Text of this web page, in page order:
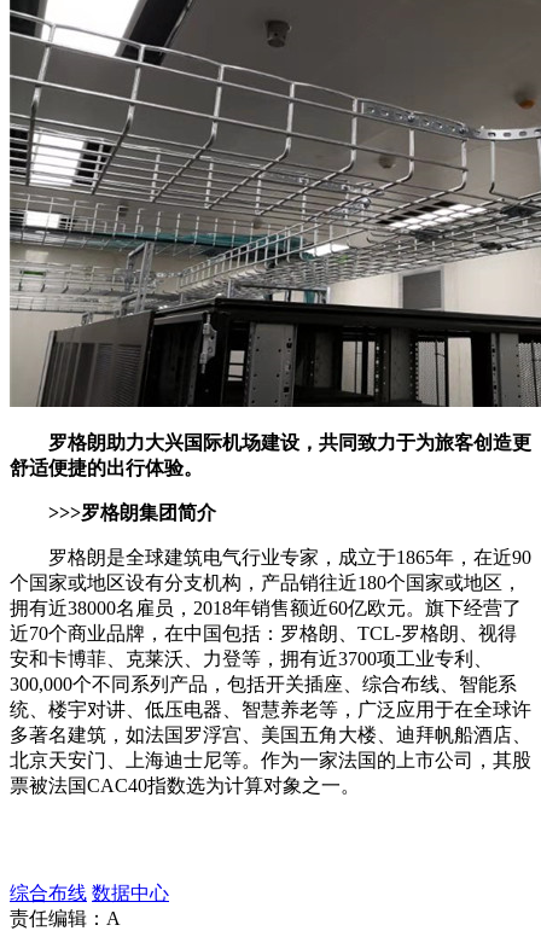
罗格朗助力大兴国际机场建设，共同致力于为旅客创造更
舒适便捷的出行体验。
>>>罗格朗集团简介
罗格朗是全球建筑电气行业专家，成立于1865年，在近90
个国家或地区设有分支机构，产品销往近180个国家或地区，
拥有近38000名雇员，2018年销售额近60亿欧元。旗下经营了
近70个商业品牌，在中国包括：罗格朗、TCL-罗格朗、视得
安和卡博菲、克莱沃、力登等，拥有近3700项工业专利、
300,000个不同系列产品，包括开关插座、综合布线、智能系
统、楼宇对讲、低压电器、智慧养老等，广泛应用于在全球许
多著名建筑，如法国罗浮宫、美国五角大楼、迪拜帆船酒店、
北京天安门、上海迪士尼等。作为一家法国的上市公司，其股
票被法国CAC40指数选为计算对象之一。
综合布线 数据中心
责任编辑：A